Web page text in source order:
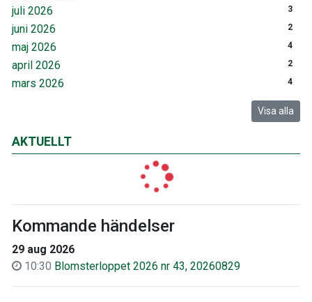
juli 2026 3
juni 2026 2
maj 2026 4
april 2026 2
mars 2026 4
Visa alla
AKTUELLT
Kommande händelser
29 aug 2026
10:30 Blomsterloppet 2026 nr 43, 20260829